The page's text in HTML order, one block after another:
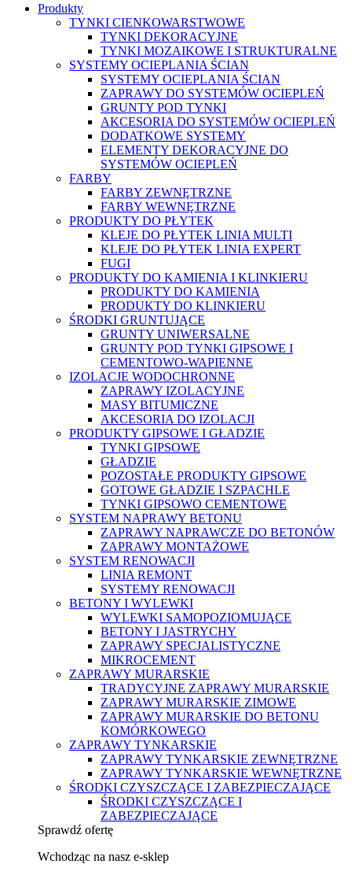
Produkty
TYNKI CIENKOWARSTWOWE
TYNKI DEKORACYJNE
TYNKI MOZAIKOWE I STRUKTURALNE
SYSTEMY OCIEPLANIA ŚCIAN
SYSTEMY OCIEPLANIA ŚCIAN
ZAPRAWY DO SYSTEMÓW OCIEPLEŃ
GRUNTY POD TYNKI
AKCESORIA DO SYSTEMÓW OCIEPLEŃ
DODATKOWE SYSTEMY
ELEMENTY DEKORACYJNE DO
SYSTEMÓW OCIEPLEŃ
FARBY
FARBY ZEWNĘTRZNE
FARBY WEWNĘTRZNE
PRODUKTY DO PŁYTEK
KLEJE DO PŁYTEK LINIA MULTI
KLEJE DO PŁYTEK LINIA EXPERT
FUGI
PRODUKTY DO KAMIENIA I KLINKIERU
PRODUKTY DO KAMIENIA
PRODUKTY DO KLINKIERU
ŚRODKI GRUNTUJĄCE
GRUNTY UNIWERSALNE
GRUNTY POD TYNKI GIPSOWE I
CEMENTOWO-WAPIENNE
IZOLACJE WODOCHRONNE
ZAPRAWY IZOLACYJNE
MASY BITUMICZNE
AKCESORIA DO IZOLACJI
PRODUKTY GIPSOWE I GŁADZIE
TYNKI GIPSOWE
GŁADZIE
POZOSTAŁE PRODUKTY GIPSOWE
GOTOWE GŁADZIE I SZPACHLE
TYNKI GIPSOWO CEMENTOWE
SYSTEM NAPRAWY BETONU
ZAPRAWY NAPRAWCZE DO BETONÓW
ZAPRAWY MONTAŻOWE
SYSTEM RENOWACJI
LINIA REMONT
SYSTEMY RENOWACJI
BETONY I WYLEWKI
WYLEWKI SAMOPOZIOMUJĄCE
BETONY I JASTRYCHY
ZAPRAWY SPECJALISTYCZNE
MIKROCEMENT
ZAPRAWY MURARSKIE
TRADYCYJNE ZAPRAWY MURARSKIE
ZAPRAWY MURARSKIE ZIMOWE
ZAPRAWY MURARSKIE DO BETONU
KOMÓRKOWEGO
ZAPRAWY TYNKARSKIE
ZAPRAWY TYNKARSKIE ZEWNĘTRZNE
ZAPRAWY TYNKARSKIE WEWNĘTRZNE
ŚRODKI CZYSZCZĄCE I ZABEZPIECZAJĄCE
ŚRODKI CZYSZCZĄCE I
ZABEZPIECZAJĄCE
Sprawdź ofertę
Wchodząc na nasz e-sklep